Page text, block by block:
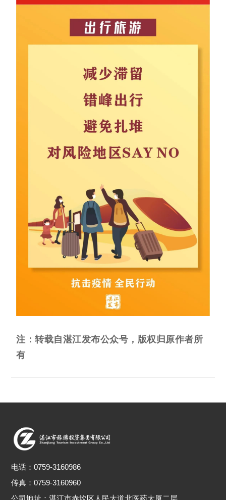
注：转载自湛江发布公众号，版权归原作者所
有
电话：0759-3160986
传真：0759-3160960